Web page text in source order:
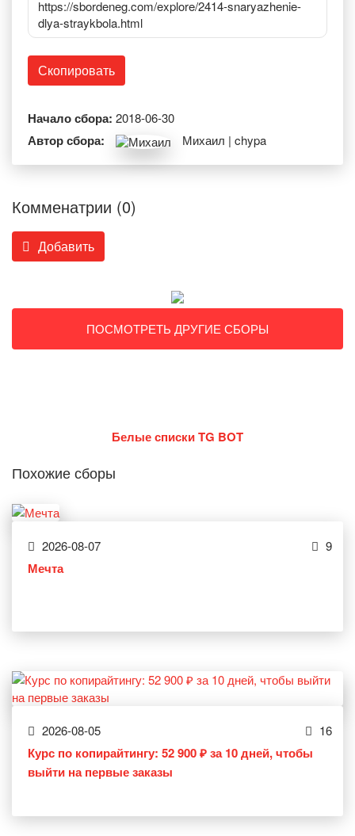
https://sbordeneg.com/explore/2414-snaryazhenie-
dlya-straykbola.html
Скопировать
Начало сбора: 2018-06-30
Автор сбора: Михаил | chypa
Комменатрии (0)
Добавить
ПОСМОТРЕТЬ ДРУГИЕ СБОРЫ
Белые списки TG BOT
Похожие сборы
2026-08-07 9
Мечта
2026-08-05 16
Курс по копирайтингу: 52 900 ₽ за 10 дней, чтобы
выйти на первые заказы